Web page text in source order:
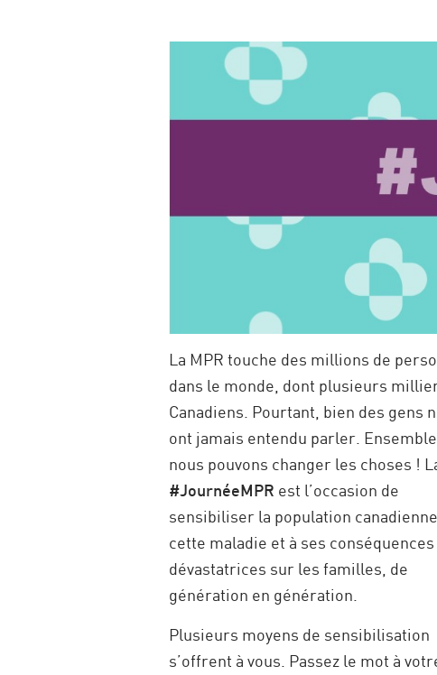
La MPR touche des millions de
dans le monde, dont plusieurs
Canadiens. Pourtant, bien des gens
ont jamais entendu parler. Ensemble,
nous pouvons changer les choses !
#JournéeMPR est l’occasion de
sensibiliser la population
cette maladie et à ses conséquences
dévastatrices sur les familles, de
génération en génération.
Plusieurs moyens de sensibilisation
s’offrent à vous. Passez le mot à